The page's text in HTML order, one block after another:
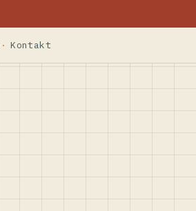
Kontakt